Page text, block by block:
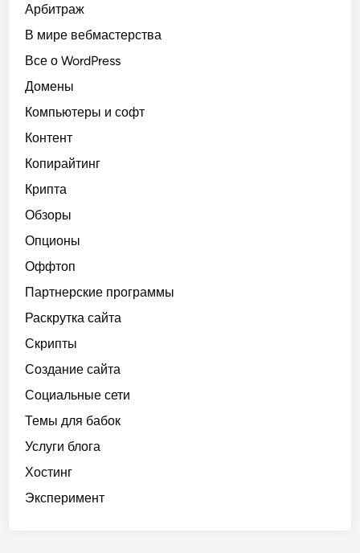
Арбитраж
В мире вебмастерства
Все о WordPress
Домены
Компьютеры и софт
Контент
Копирайтинг
Крипта
Обзоры
Опционы
Оффтоп
Партнерские программы
Раскрутка сайта
Скрипты
Создание сайта
Социальные сети
Темы для бабок
Услуги блога
Хостинг
Эксперимент